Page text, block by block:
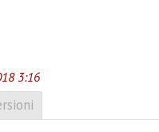
3:16